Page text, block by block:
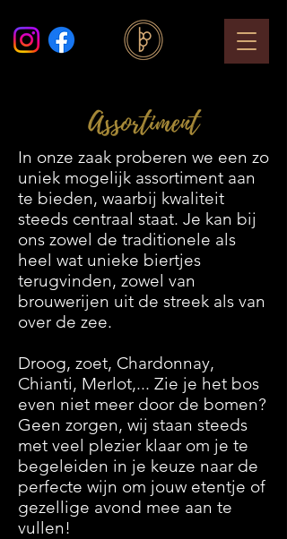
Assortiment
In onze zaak proberen we een zo
uniek mogelijk assortiment aan
te bieden, waarbij kwaliteit
steeds centraal staat. Je kan bij
ons zowel de traditionele als
heel wat unieke biertjes
terugvinden, zowel van
brouwerijen uit de streek als van
over de zee.
Droog, zoet, Chardonnay,
Chianti, Merlot,... Zie je het bos
even niet meer door de bomen?
Geen zorgen, wij staan steeds
met veel plezier klaar om je te
begeleiden in je keuze naar de
perfecte wijn om jouw etentje of
gezellige avond mee aan te
vullen!